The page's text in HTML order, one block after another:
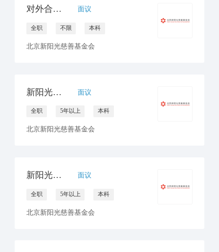
对外合作官员/经理（医药） 面议
全职 不限 本科
北京新阳光慈善基金会
新阳光南区合作中心负责人 面议
全职 5年以上 本科
北京新阳光慈善基金会
新阳光西区合作中心负责人 面议
全职 5年以上 本科
北京新阳光慈善基金会